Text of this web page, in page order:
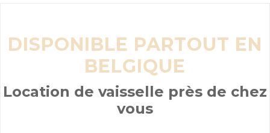
DISPONIBLE PARTOUT EN
BELGIQUE
Location de vaisselle près de chez
vous